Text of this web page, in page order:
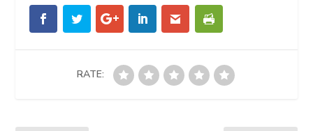
RATE: